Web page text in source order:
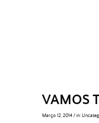
VAMOS
Março 12, 2014/in: